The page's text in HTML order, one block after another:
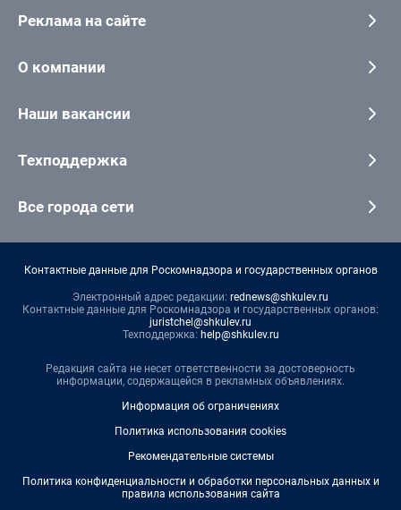
Реклама на сайте
О компании
Наши вакансии
Техподдержка
Все города сети
Контактные данные для Роскомнадзора и государственных органов
Электронный адрес редакции: rednews@shkulev.ru
Контактные данные для Роскомнадзора и государственных органов:
juristchel@shkulev.ru
Техподдержка: help@shkulev.ru
Редакция сайта не несет ответственности за достоверность
информации, содержащейся в рекламных объявлениях.
Информация об ограничениях
Политика использования cookies
Рекомендательные системы
Политика конфиденциальности и обработки персональных данных и
правила использования сайта